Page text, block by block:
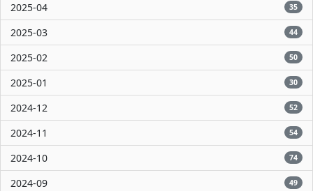
2025-04 35
2025-03 44
2025-02 50
2025-01 30
2024-12 52
2024-11 54
2024-10 74
2024-09 49